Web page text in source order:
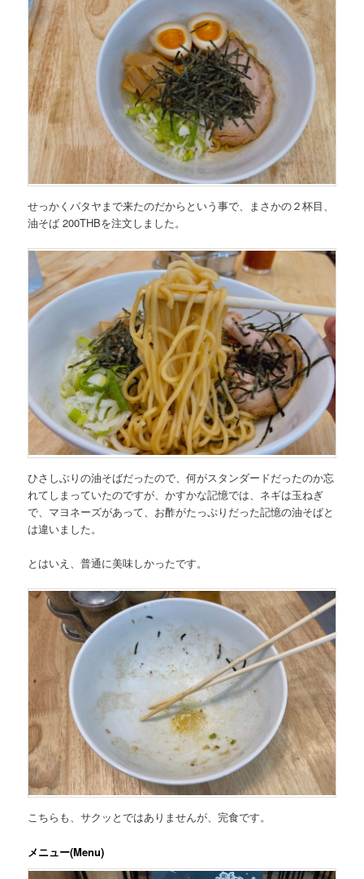
せっかくパタヤまで来たのだからという事で、まさかの２杯目、
油そば 200THBを注文しました。
ひさしぶりの油そばだったので、何がスタンダードだったのか忘
れてしまっていたのですが、かすかな記憶では、ネギは玉ねぎ
で、マヨネーズがあって、お酢がたっぷりだった記憶の油そばと
は違いました。
とはいえ、普通に美味しかったです。
こちらも、サクッとではありませんが、完食です。
メニュー(Menu)